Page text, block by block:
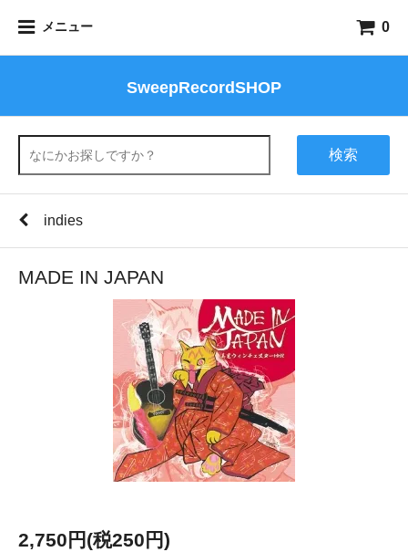
メニュー 0
SweepRecordSHOP
検索
indies
MADE IN JAPAN
2,750円(税250円)